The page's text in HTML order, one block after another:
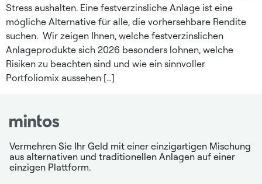
Stress aushalten. Eine festverzinsliche Anlage ist eine
mögliche Alternative für alle, die vorhersehbare Rendite
suchen. Wir zeigen Ihnen, welche festverzinslichen
Anlageprodukte sich 2026 besonders lohnen, welche
Risiken zu beachten sind und wie ein sinnvoller
Portfoliomix aussehen […]
Vermehren Sie Ihr Geld mit einer einzigartigen Mischung
aus alternativen und traditionellen Anlagen auf einer
einzigen Plattform.